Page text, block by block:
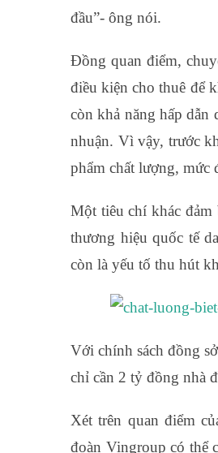
đầu”- ông nói.
Đồng quan điểm,
điều kiện cho thuê để
còn khả năng hấp
nhuận. Vì vậy, trước
phẩm chất lượng, mức
Một tiêu chí khác đảm
thương hiệu quốc tế
còn là yếu tố thu hút
Với chính sách đồng
chỉ cần 2 tỷ đồng nhà
Xét trên quan điểm
đoàn Vingroup có thể